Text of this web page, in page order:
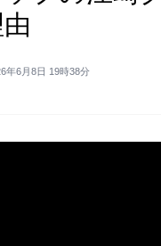
年6月8日 19時38分